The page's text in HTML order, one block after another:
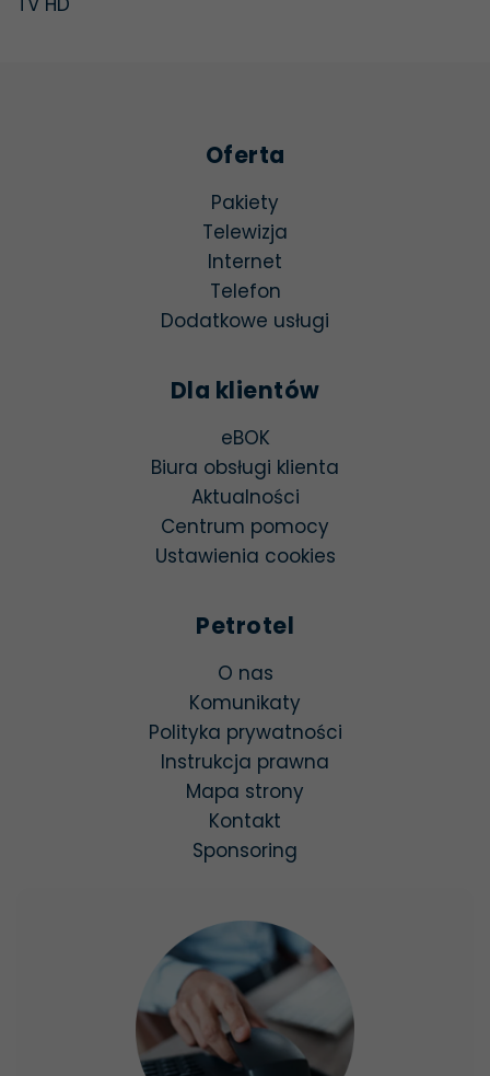
Oferta
Pakiety
Telewizja
Internet
Telefon
Dodatkowe usługi
Dla klientów
eBOKotwiera się w nowej
Biura obsługi klienta
Aktualności
Centrum pomocy
Ustawienia cookies
Petrotel
O nas
Komunikaty
Polityka prywatności
Instrukcja prawna
Mapa strony
Kontakt
Sponsoring